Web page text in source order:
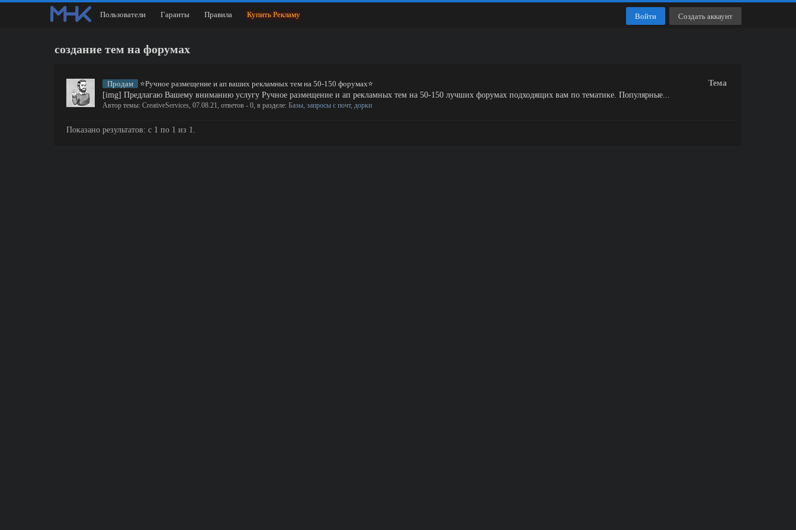
создание тем на форумах
Тема
Продам
⭐Ручное размещение и ап ваших рекламных тем на 50-150 форумах⭐
[img] Предлагаю Вашему вниманию услугу Ручное размещение и ап рекламных тем на 50-150 лучших форумах подходящих вам по тематике. Популярные...
Автор темы: CreativeServices, 07.08.21, ответов - 0, в разделе: Базы, запросы с почт, дорки
Показано результатов: с 1 по 1 из 1.
Пользователи Гаранты Правила Купить Рекламу Войти Создать аккаунт